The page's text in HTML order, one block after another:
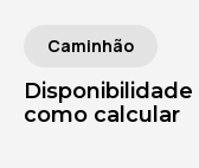
Caminhão
como calcular